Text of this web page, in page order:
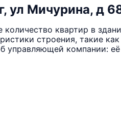
ул Мичурина, д
квартир в
строения, такие
компании: